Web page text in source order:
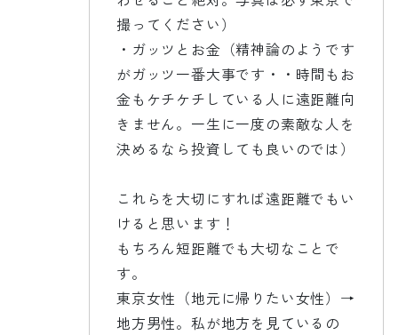
撮ってください）
・ガッツとお金（精神論のようです
がガッツ一番大事です・・時間もお
金もケチケチしている人に遠距離向
きません。一生に一度の素敵な人を
決めるなら投資しても良いのでは）
これらを大切にすれば遠距離でもい
けると思います！
もちろん短距離でも大切なことで
す。
東京女性（地元に帰りたい女性）→
地方男性。私が地方を見ているの